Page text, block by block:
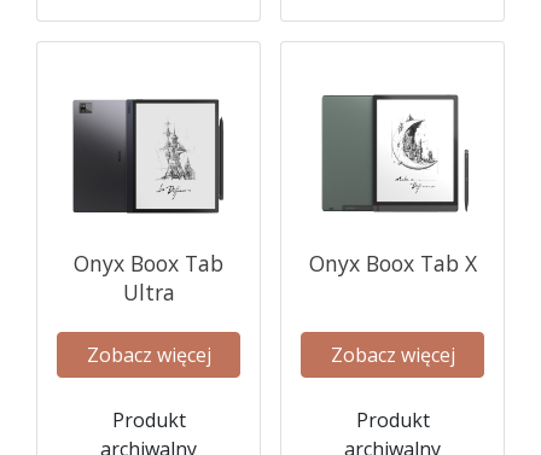
Onyx Boox Tab
Ultra
Zobacz więcej
Produkt
archiwalny
Onyx Boox Tab X
Zobacz więcej
Produkt
archiwalny